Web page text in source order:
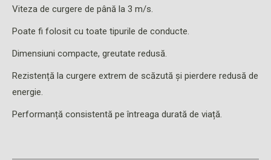
Viteza de curgere de până la 3 m/s.
Poate fi folosit cu toate tipurile de conducte.
Dimensiuni compacte, greutate redusă.
Rezistență la curgere extrem de scăzută și pierdere redusă de
energie.
Performanță consistentă pe întreaga durată de viață.